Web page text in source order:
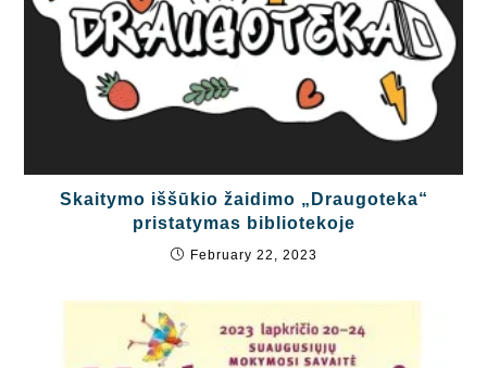
Skaitymo iššūkio žaidimo „Draugoteka“
pristatymas bibliotekoje
February 22, 2023